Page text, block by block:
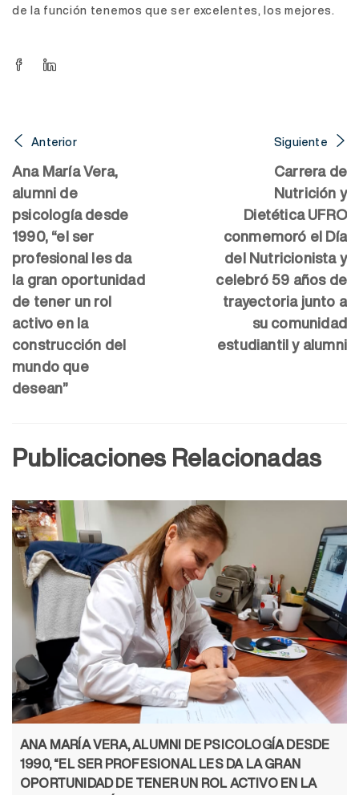
de la función tenemos que ser excelentes, los mejores.
Anterior
Ana María Vera,
alumni de
psicología desde
1990, “el ser
profesional les da
la gran oportunidad
de tener un rol
activo en la
construcción del
mundo que
desean”
Siguiente
Carrera de
Nutrición y
Dietética UFRO
conmemoró el Día
del Nutricionista y
celebró 59 años de
trayectoria junto a
su comunidad
estudiantil y alumni
Publicaciones Relacionadas
ANA MARÍA VERA, ALUMNI DE PSICOLOGÍA DESDE
1990, “EL SER PROFESIONAL LES DA LA GRAN
OPORTUNIDAD DE TENER UN ROL ACTIVO EN LA